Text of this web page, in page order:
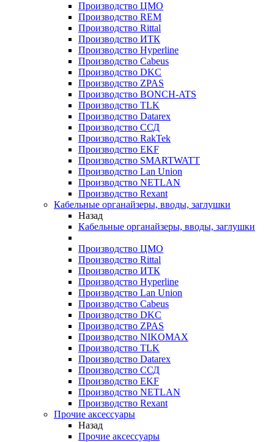
Производство ЦМО
Производство REM
Производство Rittal
Производство ИТК
Производство Hyperline
Производство Cabeus
Производство DKC
Производство ZPAS
Производство BONCH-ATS
Производство TLK
Производство Datarex
Производство ССД
Производство RakTek
Производство EKF
Производство SMARTWATT
Производство Lan Union
Производство NETLAN
Производство Rexant
Кабельные органайзеры, вводы, заглушки
Назад
Кабельные органайзеры, вводы, заглушки
Производство ЦМО
Производство Rittal
Производство ИТК
Производство Hyperline
Производство Lan Union
Производство Cabeus
Производство DKC
Производство ZPAS
Производство NIKOMAX
Производство TLK
Производство Datarex
Производство ССД
Производство EKF
Производство NETLAN
Производство Rexant
Прочие аксеcсуары
Назад
Прочие аксеcсуары